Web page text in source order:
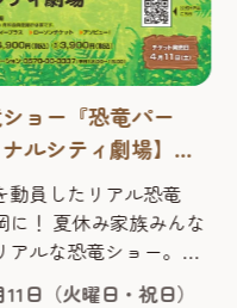
ョー『恐竜パー
ルシティ劇場】
竜の時代にタイム
でスリリングに学
動員したリアル恐竜
に！ 夏休み家族みんな
ルな恐竜ショー。
決定！ かわいい赤ちゃ
日（火曜日・祝日）